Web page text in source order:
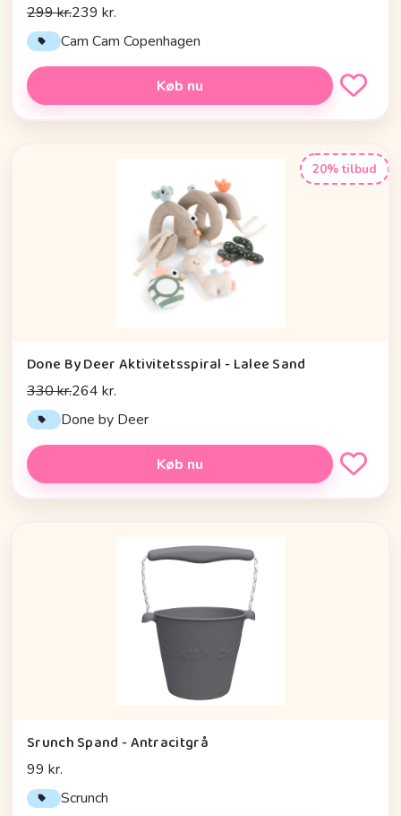
299 kr.239 kr.
Cam Cam Copenhagen
Køb nu
20% tilbud
Done By Deer Aktivitetsspiral - Lalee Sand
330 kr.264 kr.
Done by Deer
Køb nu
Srunch Spand - Antracitgrå
99 kr.
Scrunch